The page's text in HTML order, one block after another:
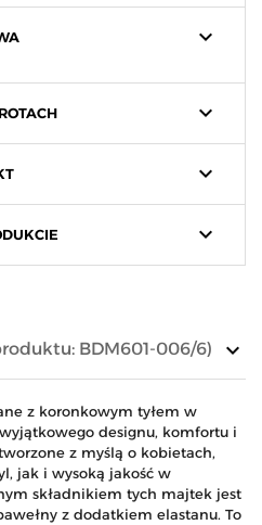
keyboard_arrow_down
keyboard_arrow_down
keyboard_arrow_down
keyboard_arrow_down
keyboard_arrow_down
BDM601-006/6)
z koronkowym tyłem w
designu, komfortu i
z myślą o kobietach,
jak i wysoką jakość w
składnikiem tych majtek jest
z dodatkiem elastanu. To